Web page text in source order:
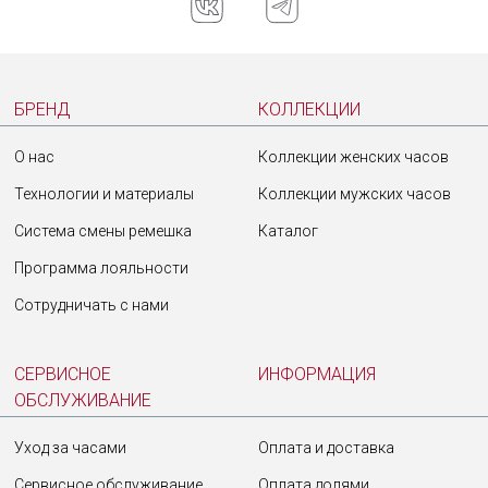
БРЕНД КОЛЛЕКЦИИ
О нас
Технологии и материалы
Система смены ремешка
Программа лояльности
Сотрудничать с нами
Коллекции женских часов
Коллекции мужских часов
Каталог
СЕРВИСНОЕ
ОБСЛУЖИВАНИЕ
ИНФОРМАЦИЯ
Уход за часами Оплата и доставка